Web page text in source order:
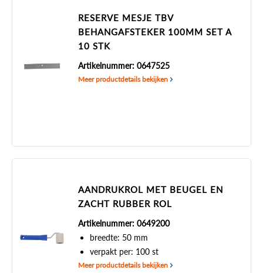
RESERVE MESJE TBV
BEHANGAFSTEKER 100MM SET A
10 STK
Artikelnummer: 0647525
Meer productdetails bekijken
AANDRUKROL MET BEUGEL EN
ZACHT RUBBER ROL
Artikelnummer: 0649200
breedte: 50 mm
verpakt per: 100 st
Meer productdetails bekijken